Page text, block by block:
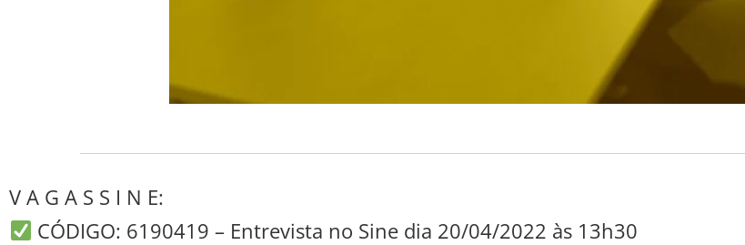
V A G A S S I N E:
CÓDIGO: 6190419 – Entrevista no Sine dia 20/04/2022 às 13h30